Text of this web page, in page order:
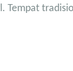
Tempat